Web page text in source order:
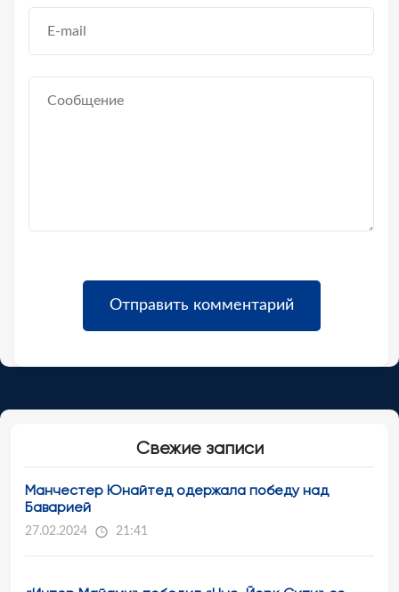
Свежие записи
Манчестер Юнайтед одержала победу над
Баварией
27.02.2024 21:41